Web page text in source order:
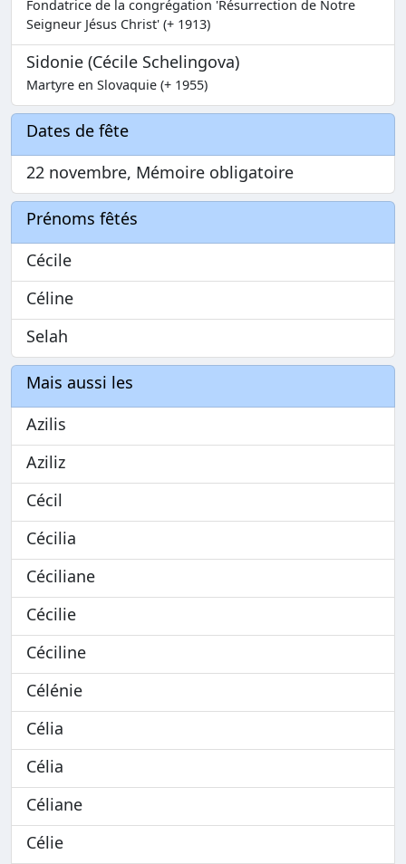
Fondatrice de la congrégation 'Résurrection de Notre
Seigneur Jésus Christ' (+ 1913)
Sidonie (Cécile Schelingova)
Martyre en Slovaquie (+ 1955)
Dates de fête
22 novembre, Mémoire obligatoire
Prénoms fêtés
Cécile
Céline
Selah
Mais aussi les
Azilis
Aziliz
Cécil
Cécilia
Céciliane
Cécilie
Céciline
Célénie
Célia
Célia
Céliane
Célie